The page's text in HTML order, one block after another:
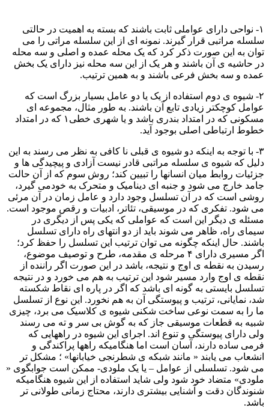
۱- نواحی دارای عواملی ثابت باشند که بسته به اهمیت در حالتی
سلسله مراتبی قرار گیرند. نمونه ای از این سلسله مراتی را می
توان به این صورت ذکر کرد که یک محله عمده و اصلی و سه محله
در حاشیه ی آن باشند و هر یک از این سه محله نیز دارای یک بخش
عمده و سه بخش فرعی باشند و به همین ترتیب.
۲- شیوه ی دوم استفاده از یک یا دو عامل بسیار بزرگ است که
عوامل کوچکتر زیادی تابع آن باشند. به طور مثال، مجموعه ای
مسکونی که در امتداد بندری باشد و یا شهری خطی۱ که در امتداد
خطوط ارتباطی اصلی بوجود آید.
۳- با توجه به اینکه دو شیوه ی قبلی نا کافی به نظر می رسند به این
دلیل که شیوه ی سلسله مراتبی قادر نیست آزادی و پیچیدگی ها و
جزئیات روابط میان انسانها را تبیین کند؛ روش سوم که از آن حالت
جامد خارج می شود و جنبه ای دینامیک و متحرک به خودمی گیرد،
روشی است که در آن تسلسل وجود دارد و عامل زمان در آن مرئی
می شود. تفکری که در موسیقی، تئاتر، ادبیات و رقص موجود است.
مسئله ی دیگر این است که عواملی که یکی پس از دیگری در
سیمای راه، ظاهر می شوند باید از دو انتهای راه دارای تسلسل
باشند. حال اینکه چگونه می توان ترتیب این تسلسل را حفظ کرد؛
اگر مسیری دارای ۴ مرحله ی مقدمه، طرح و توصیف موضوع،
رسیدن به نقطه ی اوج و نتیجه، باشد در این صورت اگر راننده از
نقطه ی اوج وارد مسیر شود این ترتیب به هم می خورد و در نتیجه
تسلسل بایستی به گونه ای باشد که اگر در پاره ای نقاط شکسته
شد، نمایانی، ترتیب و پیوستگی آن به هم نخورد. این نوع از تسلسل
ما را به سمت نوعی ساخت شکنی شیوه ی کلاسیک می برد، چیزی
شبیه به قطعات موسیقی جاز که به گوش بی سر و ته می رسند
ولی دارای پیوستگی و تنوع اند. اجرای این شیوه در راههایی که
فرمی ساده دارند، آسان است اما هنگامیکه راهها پراکندگی و
انشعاب می یابند « مانند شبکه ی شطرنجی خیابانها» ؛ مشکل تر
می شود. تسلسلی از عوامل – یا یک ملودی- ممکن است جوابگوی «
ملودی» متضاد خود شود ولی شاید استفاده از این شیوه هنگامیکه
شنوندگان دقت و آشنایی بیشتری دارند، محتاج زمانی طولانی تر
باشد.